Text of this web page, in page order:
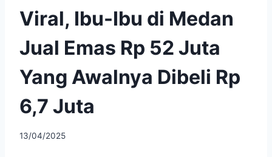
Viral, Ibu-Ibu di Medan
Jual Emas Rp 52 Juta
Yang Awalnya Dibeli Rp
6,7 Juta
By
13/04/2025